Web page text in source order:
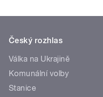
Český rozhlas
Válka na Ukrajině
Komunální volby
Stanice